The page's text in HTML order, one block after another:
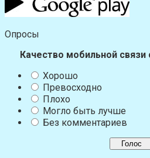
Опросы
Качество мобильной связи
Хорошо
Превосходно
Плохо
Могло быть лучше
Без комментариев